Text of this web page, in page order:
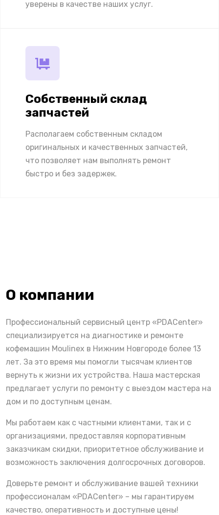
уверены в качестве наших услуг.
Собственный склад
запчастей
Располагаем собственным складом
оригинальных и качественных запчастей,
что позволяет нам выполнять ремонт
быстро и без задержек.
О компании
Профессиональный сервисный центр «PDACenter»
специализируется на диагностике и ремонте
кофемашин Moulinex в Нижним Новгороде более 13
лет. За это время мы помогли тысячам клиентов
вернуть к жизни их устройства. Наша мастерская
предлагает услуги по ремонту с выездом мастера на
дом и по доступным ценам.
Мы работаем как с частными клиентами, так и с
организациями, предоставляя корпоративным
заказчикам скидки, приоритетное обслуживание и
возможность заключения долгосрочных договоров.
Доверьте ремонт и обслуживание вашей техники
профессионалам «PDACenter» – мы гарантируем
качество, оперативность и доступные цены!